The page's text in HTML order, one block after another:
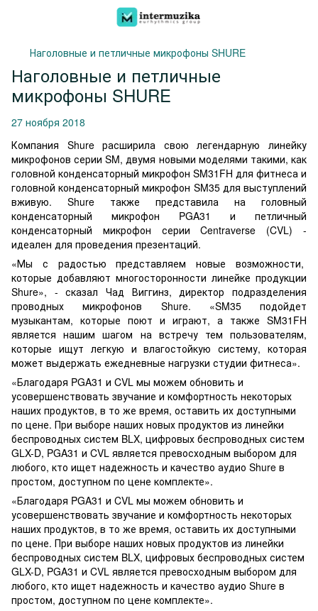
Наголовные и петличные микрофоны SHURE
Наголовные и петличные
микрофоны SHURE
27 ноября 2018
Компания Shure расширила свою легендарную линейку
микрофонов серии SM, двумя новыми моделями такими, как
головной конденсаторный микрофон SM31FH для фитнеса и
головной конденсаторный микрофон SM35 для выступлений
вживую. Shure также представила на головный
конденсаторный микрофон PGA31 и петличный
конденсаторный микрофон серии Centraverse (CVL) -
идеален для проведения презентаций.
«Мы с радостью представляем новые возможности,
которые добавляют многосторонности линейке продукции
Shure», - сказал Чад Виггинз, директор подразделения
проводных микрофонов Shure. «SM35 подойдет
музыкантам, которые поют и играют, а также SM31FH
является нашим шагом на встречу тем пользователям,
которые ищут легкую и влагостойкую систему, которая
может выдержать ежедневные нагрузки студии фитнеса».
«Благодаря PGA31 и CVL мы можем обновить и
усовершенствовать звучание и комфортность некоторых
наших продуктов, в то же время, оставить их доступными
по цене. При выборе наших новых продуктов из линейки
беспроводных систем BLX, цифровых беспроводных систем
GLX-D, PGA31 и CVL является превосходным выбором для
любого, кто ищет надежность и качество аудио Shure в
простом, доступном по цене комплекте».
«Благодаря PGA31 и CVL мы можем обновить и
усовершенствовать звучание и комфортность некоторых
наших продуктов, в то же время, оставить их доступными
по цене. При выборе наших новых продуктов из линейки
беспроводных систем BLX, цифровых беспроводных систем
GLX-D, PGA31 и CVL является превосходным выбором для
любого, кто ищет надежность и качество аудио Shure в
простом, доступном по цене комплекте».